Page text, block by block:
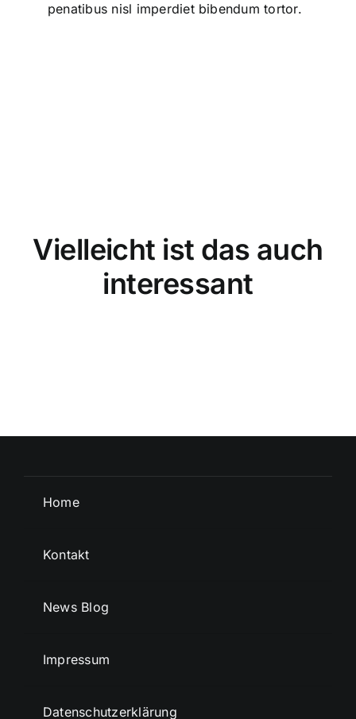
penatibus nisl imperdiet bibendum tortor.
Vielleicht ist das auch
interessant
Home
Kontakt
News Blog
Impressum
Datenschutzerklärung